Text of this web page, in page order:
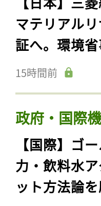
マテリアル
証へ。環境
15時間前
政府・国際
【国際】ゴ
力・飲料水
ット方法論